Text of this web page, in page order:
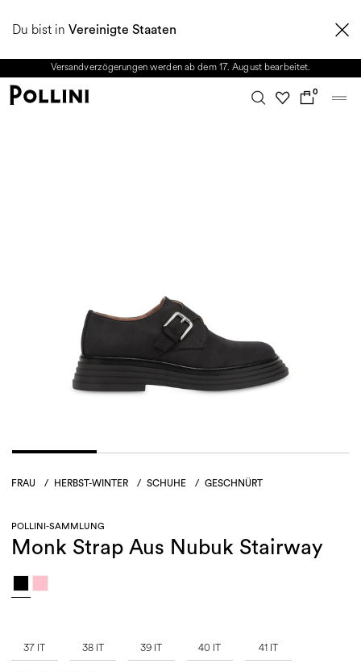
Du bist in Vereinigte Staaten
2026 KOLLEKTION. Vom 8. bis 16. August ist unser Kundenservice nicht
Versandverzögerungen werden ab dem 17. August bearbeitet.
0
FRAU / HERBST-WINTER / SCHUHE / GESCHNÜRT
POLLINI-SAMMLUNG
Monk Strap Aus Nubuk Stairway
37 IT 38 IT 39 IT 40 IT 41 IT